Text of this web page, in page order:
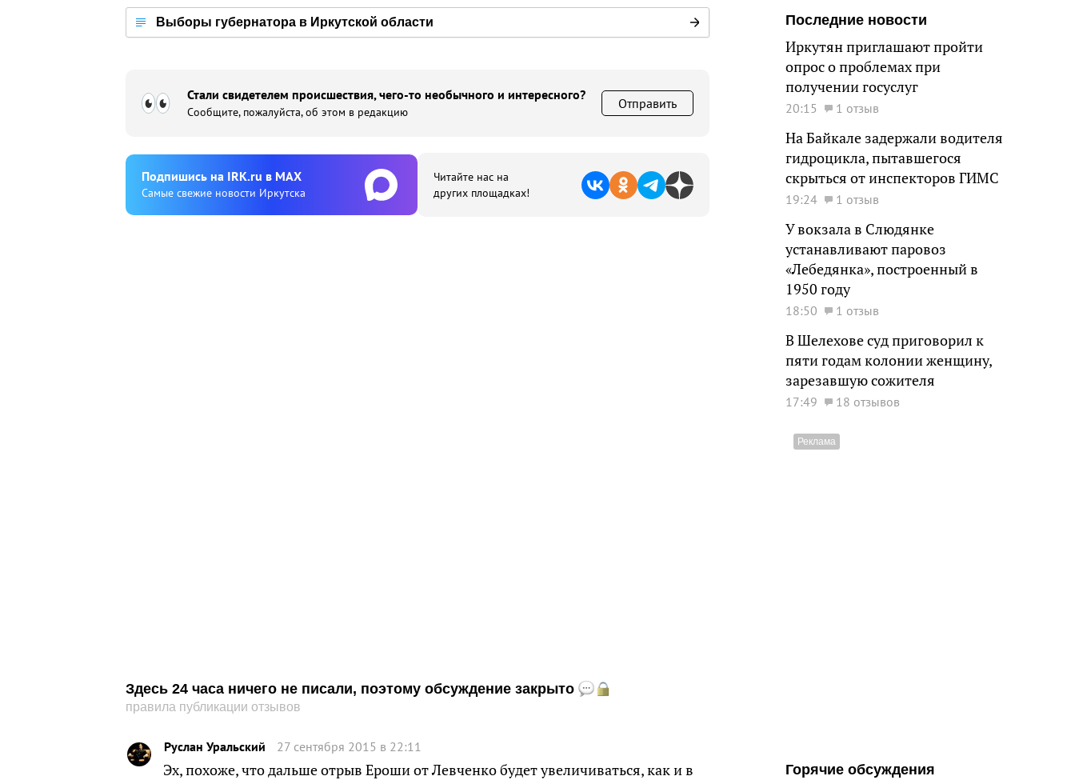
Выборы губернатора в Иркутской области
Стали свидетелем происшествия, чего-то необычного и интересного?
Сообщите, пожалуйста, об этом в редакцию
Отправить
Подпишиcь на IRK.ru в MAX
Cамые свежие новости Иркутска
Читайте нас на
других площадках!
Здесь 24 часа ничего не писали, поэтому обсуждение закрыто
правила публикации отзывов
Руслан Уральский 27 сентября 2015 в 22:11
Эх, похоже, что дальше отрыв Ероши от Левченко будет увеличиваться, как и в
Последние новости
Иркутян приглашают пройти
опрос о проблемах при
получении госуслуг
20:15 1 отзыв
На Байкале задержали водителя
гидроцикла, пытавшегося
скрыться от инспекторов ГИМС
19:24 1 отзыв
У вокзала в Слюдянке
устанавливают паровоз
«Лебедянка», построенный в
1950 году
18:50 1 отзыв
В Шелехове суд приговорил к
пяти годам колонии женщину,
зарезавшую сожителя
17:49 18 отзывов
Горячие обсуждения